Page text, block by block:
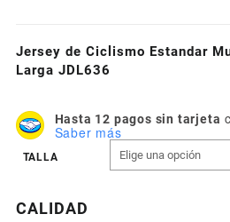
Jersey de Ciclismo Estandar
Larga JDL636
Hasta 12 pagos sin tarjeta
Saber más
TALLA
CALIDAD